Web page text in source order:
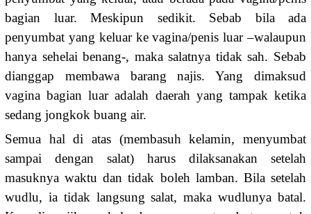
bagian luar. Meskipun sedikit. Sebab bila ada
penyumbat yang keluar ke vagina/penis luar –walaupun
hanya sehelai benang-, maka salatnya tidak sah. Sebab
dianggap membawa barang najis. Yang dimaksud
vagina bagian luar adalah daerah yang tampak ketika
sedang jongkok buang air.
Semua hal di atas (membasuh kelamin, menyumbat
sampai dengan salat) harus dilaksanakan setelah
masuknya waktu dan tidak boleh lamban. Bila setelah
wudlu, ia tidak langsung salat, maka wudlunya batal.